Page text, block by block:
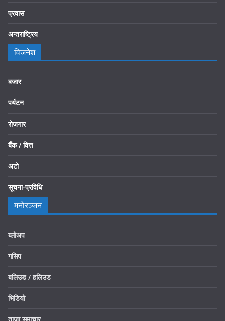
प्रवास
अन्तराष्ट्रिय
विजनेश
बजार
पर्यटन
रोजगार
बैँक / वित्त
अटो
सूचना-प्रविधि
मनोरञ्जन
ब्लोअप
गसिप
बलिउड / हलिउड
भिडियो